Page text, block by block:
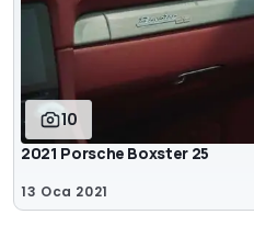
10
2021 Porsche Boxster 25
13 Oca 2021